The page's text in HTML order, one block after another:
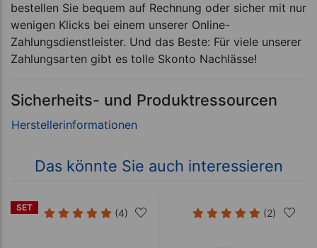
bestellen Sie bequem auf Rechnung oder sicher mit nur
wenigen Klicks bei einem unserer Online-
Zahlungsdienstleister. Und das Beste: Für viele unserer
Zahlungsarten gibt es tolle Skonto Nachlässe!
Sicherheits- und Produktressourcen
Das könnte Sie auch interessieren
SET (4) (2)